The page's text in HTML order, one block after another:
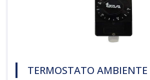
TERMOSTATO AMBIENTE